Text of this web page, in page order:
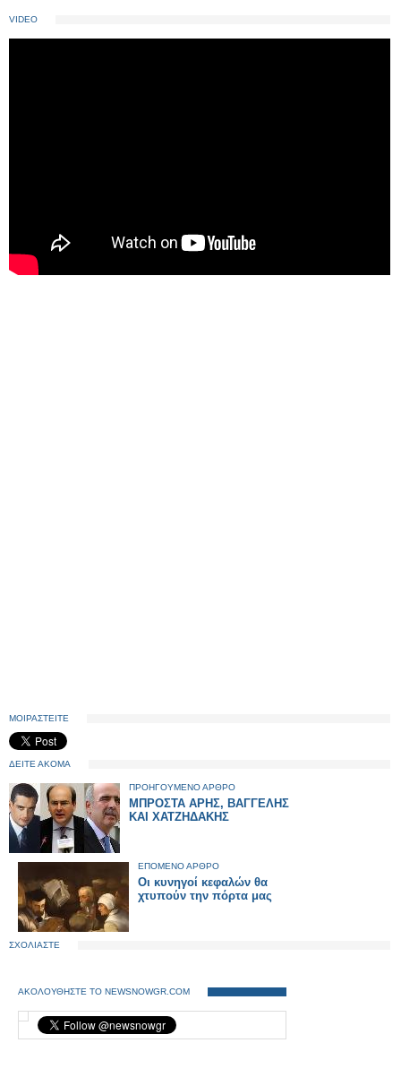
VIDEO
ΜΟΙΡΑΣΤΕΙΤΕ
ΔΕΙΤΕ ΑΚΟΜΑ
ΠΡΟΗΓΟΥΜΕΝΟ ΑΡΘΡΟ
ΜΠΡΟΣΤΑ ΑΡΗΣ, ΒΑΓΓΕΛΗΣ
ΚΑΙ ΧΑΤΖΗΔΑΚΗΣ
ΕΠΟΜΕΝΟ ΑΡΘΡΟ
Οι κυνηγοί κεφαλών θα
χτυπούν την πόρτα μας
ΣΧΟΛΙΑΣΤΕ
ΑΚΟΛΟΥΘΗΣΤΕ ΤΟ NEWSNOWGR.COM